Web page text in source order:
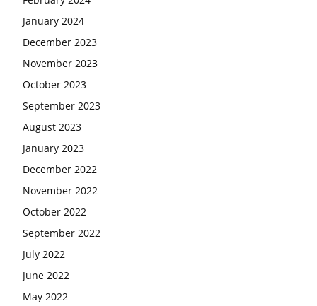
January 2024
December 2023
November 2023
October 2023
September 2023
August 2023
January 2023
December 2022
November 2022
October 2022
September 2022
July 2022
June 2022
May 2022